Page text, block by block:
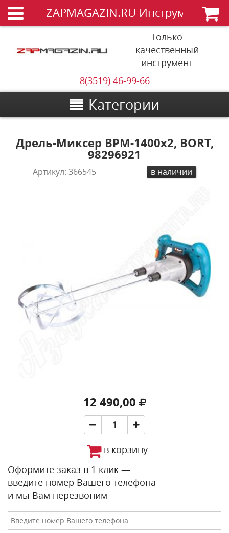
ZAPMAGAZIN.RU Инструменты
Только
качественный
инструмент
8(3519) 46-99-66
Категории
Дрель-Миксер BPM-1400x2, BORT,
98296921
Артикул:366545 в наличии
12 490,00
в корзину
Оформите заказ в 1 клик —
введите номер Вашего телефона
и мы Вам перезвоним